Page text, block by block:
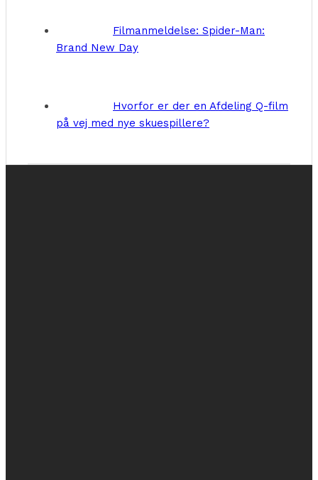
Filmanmeldelse: Spider-Man:
Brand New Day
Hvorfor er der en Afdeling Q-film
på vej med nye skuespillere?